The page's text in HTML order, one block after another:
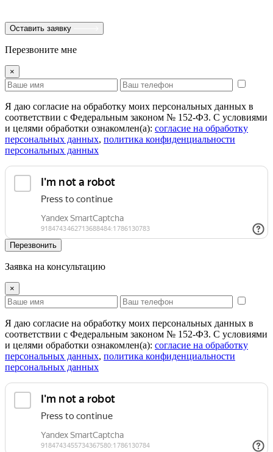
Оставить заявку
Перезвоните мне
×
Я даю согласие на обработку моих персональных данных в
соответствии с Федеральным законом № 152-ФЗ. С условиями
и целями обработки ознакомлен(а): cогласие на обработку
персональных данных, политика конфиденциальности
персональных данных
Перезвонить
Заявка на консультацию
×
Я даю согласие на обработку моих персональных данных в
соответствии с Федеральным законом № 152-ФЗ. С условиями
и целями обработки ознакомлен(а): cогласие на обработку
персональных данных, политика конфиденциальности
персональных данных